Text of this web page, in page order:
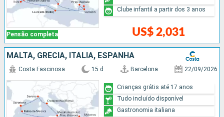
Pensão completa US$ 2,031
Clube infantil a partir dos 3 anos
MALTA, GRÉCIA, ITÁLIA, ESPANHA
Costa Fascinosa 15 d Barcelona 22/09/2026
Crianças grátis até 17 anos
Tudo incluído disponível
Gastronomia italiana